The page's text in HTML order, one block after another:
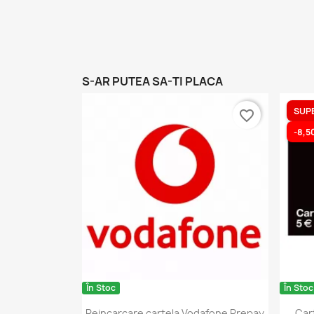
S-AR PUTEA SA-TI PLACA
În Stoc
(1)
favorite_border
În Stoc
-